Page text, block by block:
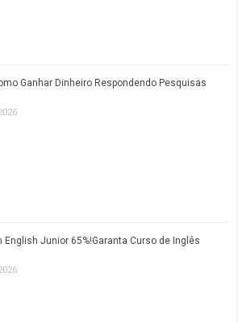
Ganhar Dinheiro Respondendo Pesquisas
English Junior 65%!Garanta Curso de Inglês